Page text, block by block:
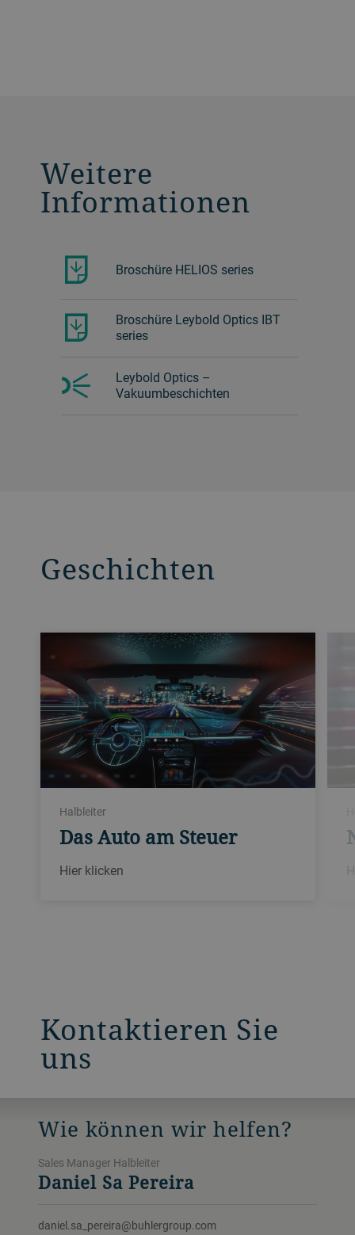
Weitere
Informationen
Broschüre HELIOS series
Broschüre Leybold Optics IBT
series
Leybold Optics –
Vakuumbeschichten
Geschichten
Halbleiter
Das Auto am Steuer
Hier klicken
Kontaktieren Sie
uns
Wie können wir helfen?
Sales Manager Halbleiter
Daniel Sa Pereira
daniel.sa_pereira@buhlergroup.com